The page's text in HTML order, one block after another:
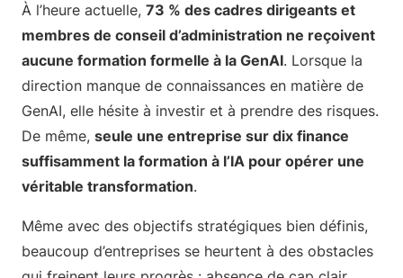
À l’heure actuelle, 73 % des cadres dirigeants et
membres de conseil d’administration ne reçoivent
aucune formation formelle à la GenAI. Lorsque la
direction manque de connaissances en matière de
GenAI, elle hésite à investir et à prendre des risques.
De même, seule une entreprise sur dix finance
suffisamment la formation à l’IA pour opérer une
véritable transformation.
Même avec des objectifs stratégiques bien définis,
beaucoup d’entreprises se heurtent à des obstacles